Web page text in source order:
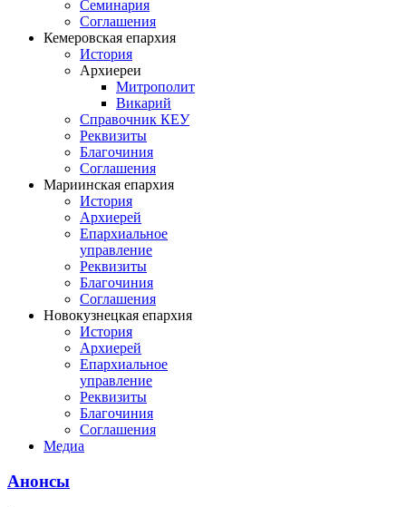
Семинария
Соглашения
Кемеровская епархия
История
Архиереи
Митрополит
Викарий
Справочник КЕУ
Реквизиты
Благочиния
Соглашения
Мариинская епархия
История
Архиерей
Епархиальное
управление
Реквизиты
Благочиния
Соглашения
Новокузнецкая епархия
История
Архиерей
Епархиальное
управление
Реквизиты
Благочиния
Соглашения
Медиа
Анонсы